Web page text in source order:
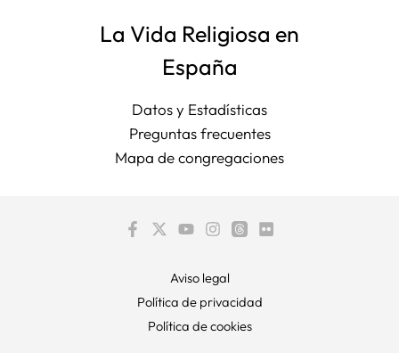
La Vida Religiosa en
España
Datos y Estadísticas
Preguntas frecuentes
Mapa de congregaciones
Aviso legal
Política de privacidad
Política de cookies